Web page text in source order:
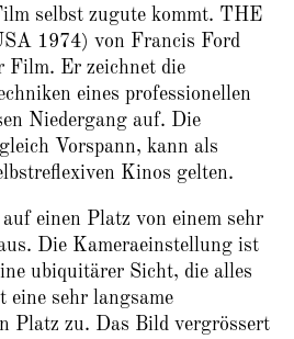
selbst zugute kommt. THE
1974) von Francis Ford
Film. Er zeichnet die
eines professionellen
Niedergang auf. Die
Vorspann, kann als
Kinos gelten.
einen Platz von einem sehr
Die Kameraeinstellung ist
ubiquitärer Sicht, die alles
eine sehr langsame
Platz zu. Das Bild vergrössert